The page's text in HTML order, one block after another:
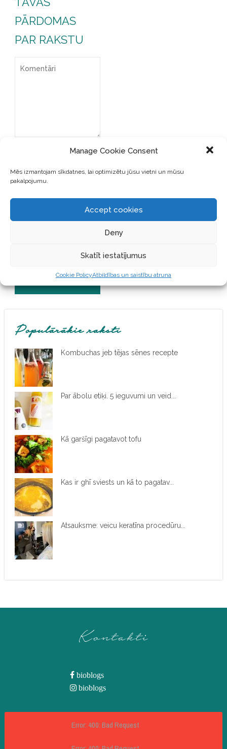
Manage Cookie Consent
Mēs izmantojam sīkdatnes, lai optimizētu jūsu vietni un mūsu
pakalpojumu.
Accept cookies
Deny
Skatīt iestatījumus
Cookie PolicyAtbildības un saistību atruna
PĀRDOMAS
PAR RAKSTU
E-PASTA ADRESI UN VIETNI
Populārākie raksti
Kombuchas jeb tējas sēnes recepte
Par ābolu etiķi. 5 ieguvumi un veid...
Kā garšīgi pagatavot tofu
Kas ir ghī sviests un kā to pagatav...
Atsauksme: veicu keratīna procedūru...
Kontakti
bioblogs
bioblogs
Error: 400: Bad Request